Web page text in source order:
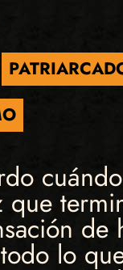
que
de
lo